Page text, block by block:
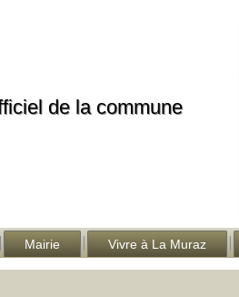
de la commune
Mairie Vivre à La Muraz